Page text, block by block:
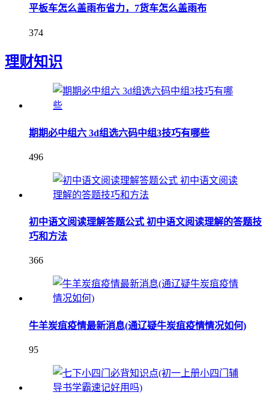
平板车怎么盖雨布省力，7货车怎么盖雨布
374
理财知识
期期必中组六 3d组选六码中组3技巧有哪些
496
初中语文阅读理解答题公式 初中语文阅读理解的答题技
巧和方法
366
牛羊炭疽疫情最新消息(通辽疑牛炭疽疫情情况如何)
95